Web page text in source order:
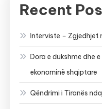
Recent
Interviste – Zgjedhjet
Dora e dukshme dhe
ekonominë shqiptare
Qëndrimi i Tiranës